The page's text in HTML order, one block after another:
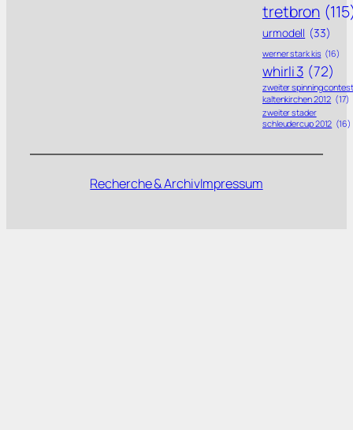
tretbron
urmodell (33)
werner stark kis (16)
whirli 3 (72)
zweiter spinning contest
kaltenkirchen 2012 (17)
zweiter stader
schleudercup 2012 (16)
Recherche & ArchivImpressum